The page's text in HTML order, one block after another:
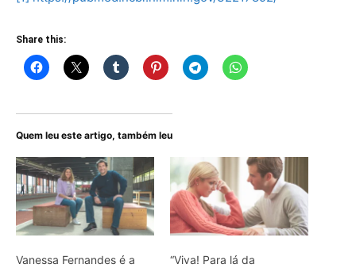
Share this:
Quem leu este artigo, também leu
Vanessa Fernandes é a
“Viva! Para lá da